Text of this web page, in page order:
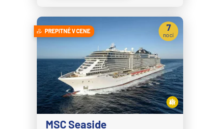
PREPITNÉ V CENE
MSC Seaside
7
nocí